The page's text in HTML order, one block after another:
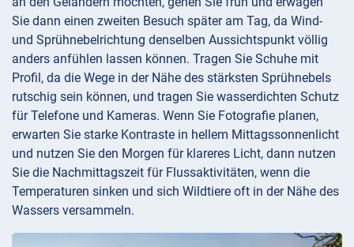
Sie dann einen zweiten Besuch später am Tag, da Wind-
und Sprühnebelrichtung denselben Aussichtspunkt völlig
anders anfühlen lassen können. Tragen Sie Schuhe mit
Profil, da die Wege in der Nähe des stärksten Sprühnebels
rutschig sein können, und tragen Sie wasserdichten Schutz
für Telefone und Kameras. Wenn Sie Fotografie planen,
erwarten Sie starke Kontraste in hellem Mittagssonnenlicht
und nutzen Sie den Morgen für klareres Licht, dann nutzen
Sie die Nachmittagszeit für Flussaktivitäten, wenn die
Temperaturen sinken und sich Wildtiere oft in der Nähe des
Wassers versammeln.